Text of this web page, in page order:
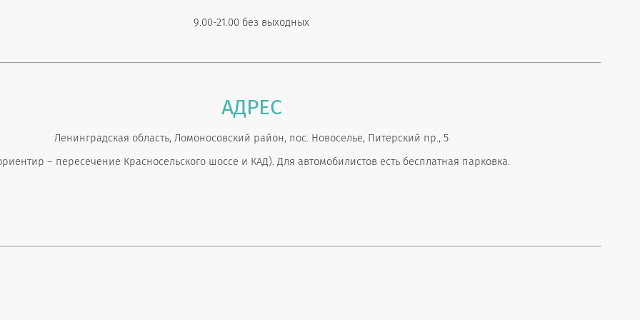
9.00-21.00 без выходных
АДРЕС
Ленинградская область, Ломоносовский район, пос. Новоселье, Питерский пр., 5
– пересечение Красносельского шоссе и КАД). Для автомобилистов есть бесплатная парковка.